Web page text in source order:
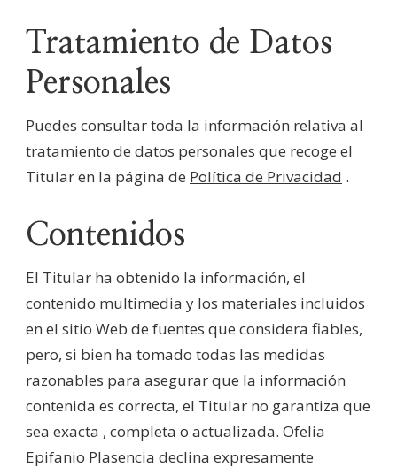
Tratamiento de Datos
Personales
Puedes consultar toda la información relativa al
tratamiento de datos personales que recoge el
Titular en la página de Política de Privacidad .
Contenidos
El Titular ha obtenido la información, el
contenido multimedia y los materiales incluidos
en el sitio Web de fuentes que considera fiables,
pero, si bien ha tomado todas las medidas
razonables para asegurar que la información
contenida es correcta, el Titular no garantiza que
sea exacta , completa o actualizada. Ofelia
Epifanio Plasencia declina expresamente